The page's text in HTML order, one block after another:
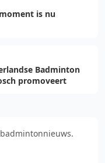
is nu
Badminton
promoveert